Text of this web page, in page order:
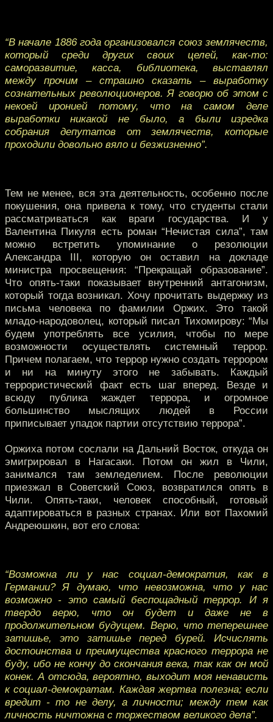
“В начале 1886 года организовался союз землячеств,
который среди других своих целей, как-то:
саморазвитие, касса, библиотека, выставлял
между прочим – страшно сказать – выработку
сознательных революционеров. Я говорю об этом с
некоей иронией потому, что на самом деле
выработки никакой не было, а были изредка
собрания депутатов от землячеств, которые
проходили довольно вяло и безжизненно”.
Тем не менее, вся эта деятельность, особенно после
покушения, она привела к тому, что студенты стали
рассматриваться как враги государства. И у
Валентина Пикуля есть роман “Нечистая сила”, там
можно встретить упоминание о резолюции
Александра III, которую он оставил на докладе
министра просвещения: “Прекращай образование”.
Что опять-таки показывает внутренний антагонизм,
который тогда возникал. Хочу прочитать выдержку из
письма человека по фамилии Оржих. Это такой
младо-народоволец, который писал Тихомирову: “Мы
будем употреблять все усилия, чтобы по мере
возможности осуществлять системный террор.
Причем полагаем, что террор нужно создать террором
и ни на минуту этого не забывать. Каждый
террористический факт есть шаг вперед. Везде и
всюду публика жаждет террора, и огромное
большинство мыслящих людей в России
приписывает упадок партии отсутствию террора”.
Оржиха потом сослали на Дальний Восток, откуда он
эмигрировал в Нагасаки. Потом он жил в Чили,
занимался там земледелием. После революции
приезжал в Советский Союз, возвратился опять в
Чили. Опять-таки, человек способный, готовый
адаптироваться в разных странах. Или вот Пахомий
Андреюшкин, вот его слова:
“Возможна ли у нас социал-демократия, как в
Германии? Я думаю, что невозможна, что у нас
возможно - это самый беспощадный террор. И я
твердо верю, что он будет и даже не в
продолжительном будущем. Верю, что теперешнее
затишье, это затишье перед бурей. Исчислять
достоинства и преимущества красного террора не
буду, ибо не кончу до скончания века, так как он мой
конек. А отсюда, вероятно, выходит моя ненависть
к социал-демократам. Каждая жертва полезна; если
вредит - то не делу, а личности; между тем как
личность ничтожна с торжеством великого дела”.